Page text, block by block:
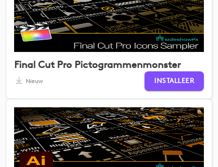
Final Cut Pro Pictogrammenmonster
Nieuw INSTALLEER